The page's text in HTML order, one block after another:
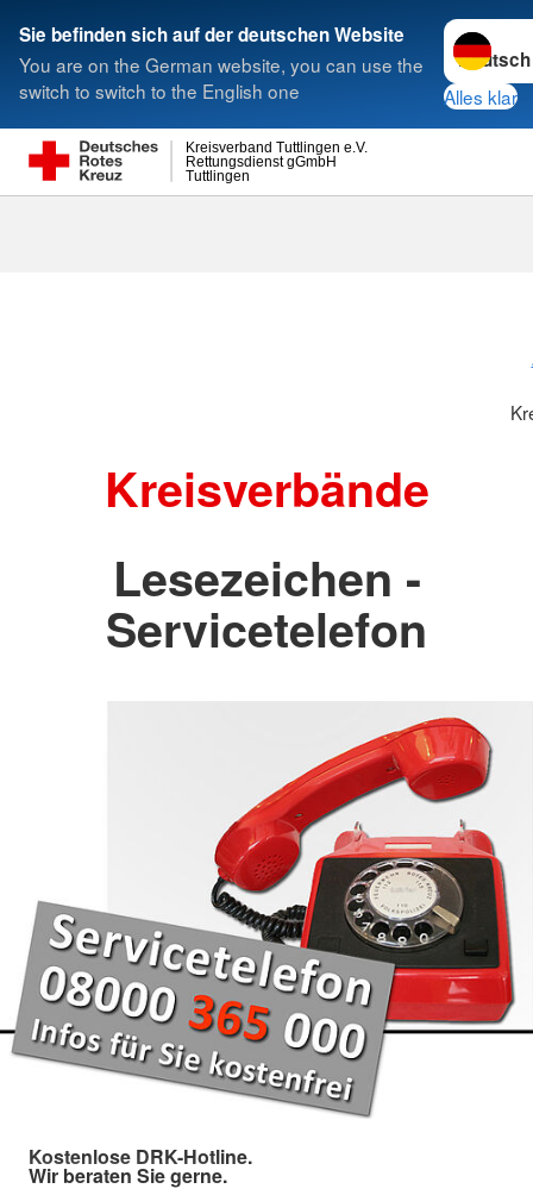
Sie befinden sich auf der deutschen Website
You are on the German website, you can use the
switch to switch to the English one
Sprache
Alles klar
Tuttlingen
Rettungsdienst gGmbH
Kreisverband Tuttlingen e.V.
Suche
Kreisverbände
Lesezeichen -
Servicetelefon
Kostenlose DRK-Hotline.
Wir beraten Sie gerne.